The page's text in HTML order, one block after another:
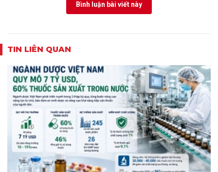
Bình luận bài viết này
TIN LIÊN QUAN